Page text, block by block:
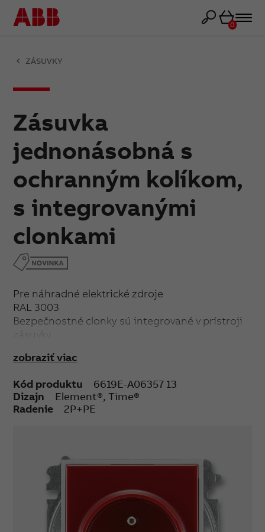
Košík
0
ZÁSUVKY
Zásuvka
jednonásobná s
ochranným kolíkom,
s integrovanými
clonkami
Pre náhradné elektrické zdroje
RAL 3003
Bezpečnostné clonky sú integrované v prístroji
zásuvky.
16 A, 250 V AC
Bezskrutkové svorky (pre vodiče 1,5-2,5 mm²).
zobraziť viac
Kód produktu
6619E-A06357 13
Dizajn
Element®, Time®
Radenie
2P+PE